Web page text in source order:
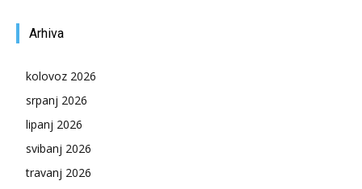
Arhiva
kolovoz 2026
srpanj 2026
lipanj 2026
svibanj 2026
travanj 2026